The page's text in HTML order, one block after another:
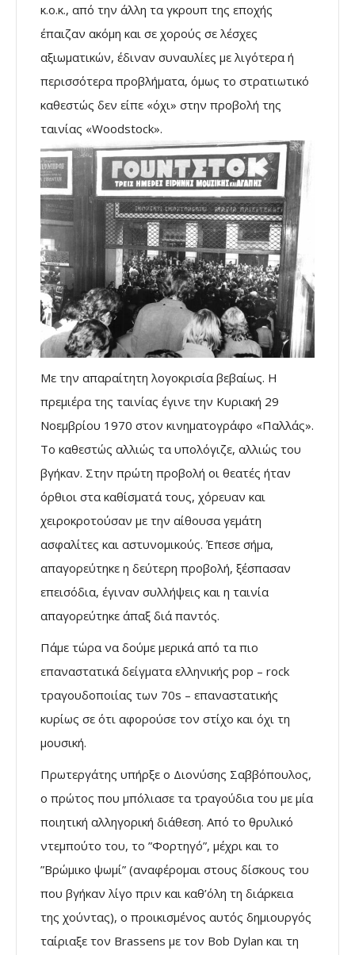
κ.ο.κ., από την άλλη τα γκρουπ της εποχής
έπαιζαν ακόμη και σε χορούς σε λέσχες
αξιωματικών, έδιναν συναυλίες με λιγότερα ή
περισσότερα προβλήματα, όμως το στρατιωτικό
καθεστώς δεν είπε «όχι» στην προβολή της
ταινίας «Woodstock».
Με την απαραίτητη λογοκρισία βεβαίως. Η
πρεμιέρα της ταινίας έγινε την Κυριακή 29
Νοεμβρίου 1970 στον κινηματογράφο «Παλλάς».
Το καθεστώς αλλιώς τα υπολόγιζε, αλλιώς του
βγήκαν. Στην πρώτη προβολή οι θεατές ήταν
όρθιοι στα καθίσματά τους, χόρευαν και
χειροκροτούσαν με την αίθουσα γεμάτη
ασφαλίτες και αστυνομικούς. Έπεσε σήμα,
απαγορεύτηκε η δεύτερη προβολή, ξέσπασαν
επεισόδια, έγιναν συλλήψεις και η ταινία
απαγορεύτηκε άπαξ διά παντός.
Πάμε τώρα να δούμε μερικά από τα πιο
επαναστατικά δείγματα ελληνικής pop – rock
τραγουδοποιίας των 70s – επαναστατικής
κυρίως σε ότι αφορούσε τον στίχο και όχι τη
μουσική.
Πρωτεργάτης υπήρξε ο Διονύσης Σαββόπουλος,
ο πρώτος που μπόλιασε τα τραγούδια του με μία
ποιητική αλληγορική διάθεση. Από το θρυλικό
ντεμπούτο του, το ”Φορτηγό”, μέχρι και το
”Βρώμικο ψωμί” (αναφέρομαι στους δίσκους του
που βγήκαν λίγο πριν και καθ’όλη τη διάρκεια
της χούντας), ο προικισμένος αυτός δημιουργός
ταίριαξε τον Brassens με τον Bob Dylan και τη